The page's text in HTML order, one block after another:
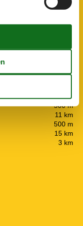
1 km
3 km
500 m
500 m
6 km
500 m
11 km
500 m
15 km
3 km